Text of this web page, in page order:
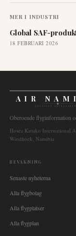
MER I INDUSTRI
Global SAF-
18 FEBRUARI 2026
AIR
AVIATION
Oberoende flyginformation
Hosea Kutako International
Windhoek, Namibia
BEVAKNING
Senaste nyheterna
Alla flygbolag
Alla flygplatser
Alla flygplan